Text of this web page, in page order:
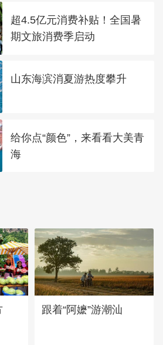
超4.5亿元消费补贴！全国暑
期文旅消费季启动
山东海滨消夏游热度攀升
给你点“颜色”，来看看大美青
海
跟着“阿嬷”游潮汕